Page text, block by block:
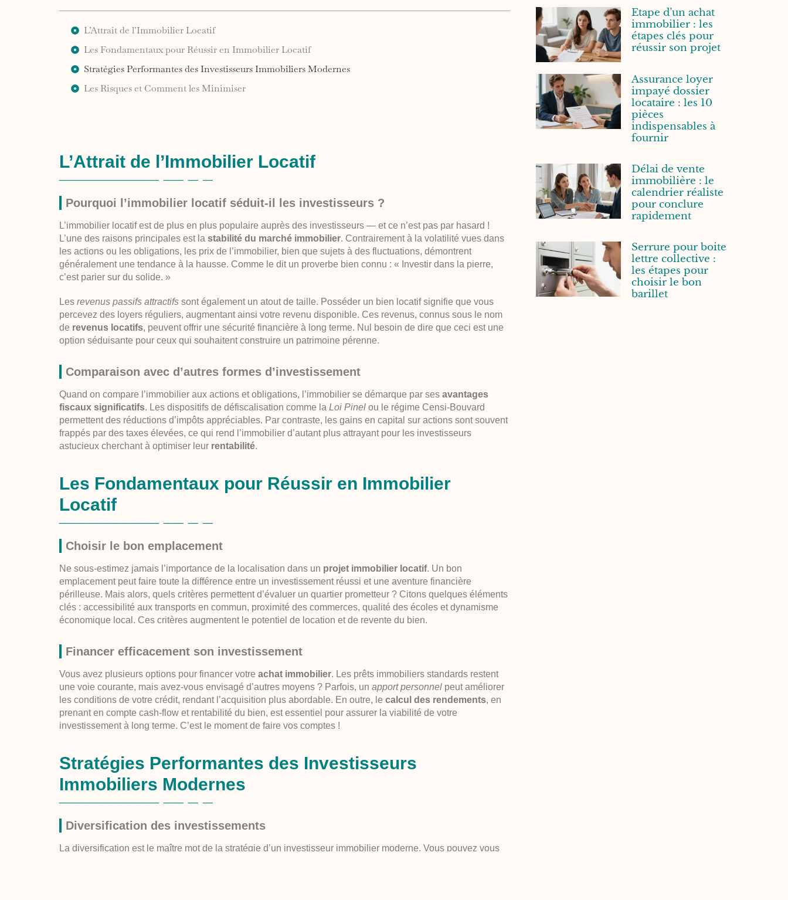
L’Attrait de l’Immobilier Locatif
Les Fondamentaux pour Réussir en Immobilier Locatif
Stratégies Performantes des Investisseurs Immobiliers Modernes
Les Risques et Comment les Minimiser
L’Attrait de l’Immobilier Locatif
Pourquoi l’immobilier locatif séduit-il les investisseurs ?
L’immobilier locatif est de plus en plus populaire auprès des investisseurs — et ce n’est pas par hasard !
L’une des raisons principales est lastabilité du marché immobilier. Contrairement à la volatilité vues dans
les actions ou les obligations, les prix de l’immobilier, bien que sujets à des fluctuations, démontrent
généralement une tendance à la hausse. Comme le dit un proverbe bien connu : « Investir dans la pierre,
c’est parier sur du solide. »
Lesrevenus passifs attractifs sont également un atout de taille. Posséder un bien locatif signifie que vous
percevez des loyers réguliers, augmentant ainsi votre revenu disponible. Ces revenus, connus sous le nom
de revenus locatifs, peuvent offrir une sécurité financière à long terme. Nul besoin de dire que ceci est une
option séduisante pour ceux qui souhaitent construire un patrimoine pérenne.
Comparaison avec d’autres formes d’investissement
Quand on compare l’immobilier aux actions et obligations, l’immobilier se démarque par sesavantages
fiscaux significatifs. Les dispositifs de défiscalisation comme laLoi Pinel ou le régime Censi-Bouvard
permettent des réductions d’impôts appréciables. Par contraste, les gains en capital sur actions sont souvent
frappés par des taxes élevées, ce qui rend l’immobilier d’autant plus attrayant pour les investisseurs
astucieux cherchant à optimiser leur rentabilité.
Les Fondamentaux pour Réussir en Immobilier
Locatif
Choisir le bon emplacement
Ne sous-estimez jamais l’importance de la localisation dans un projet immobilier locatif. Un bon
emplacement peut faire toute la différence entre un investissement réussi et une aventure financière
périlleuse. Mais alors, quels critères permettent d’évaluer un quartier prometteur ? Citons quelques éléments
clés : accessibilité aux transports en commun, proximité des commerces, qualité des écoles et dynamisme
économique local. Ces critères augmentent le potentiel de location et de revente du bien.
Financer efficacement son investissement
Vous avez plusieurs options pour financer votreachat immobilier. Les prêts immobiliers standards restent
une voie courante, mais avez-vous envisagé d’autres moyens ? Parfois, unapport personnel peut améliorer
les conditions de votre crédit, rendant l’acquisition plus abordable. En outre, lecalcul des rendements, en
prenant en compte cash-flow et rentabilité du bien, est essentiel pour assurer la viabilité de votre
investissement à long terme. C’est le moment de faire vos comptes !
Stratégies Performantes des Investisseurs
Immobiliers Modernes
Diversification des investissements
La diversification est le maître mot de la stratégie d’un investisseur immobilier moderne. Vous pouvez vous
Etape d’un achat
immobilier : les
étapes clés pour
réussir son projet
Assurance loyer
impayé dossier
locataire : les 10
pièces
indispensables à
fournir
Délai de vente
immobilière : le
calendrier réaliste
pour conclure
rapidement
Serrure pour boite
lettre collective :
les étapes pour
choisir le bon
barillet